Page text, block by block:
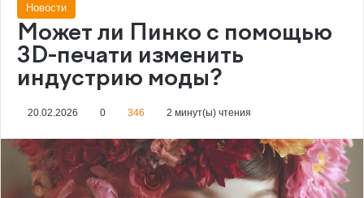
Новости
Может ли Пинко с помощью
3D-печати изменить
индустрию моды?
20.02.2026 0 346 2 минут(ы) чтения